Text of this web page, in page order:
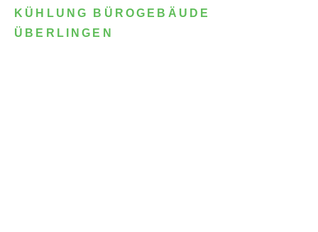
KÜHLUNG BÜROGEBÄUDE
ÜBERLINGEN